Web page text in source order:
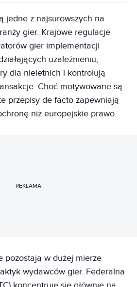
jedne z najsurowszych na
gier. Krajowe regulacje
gier implementacji
uzależnieniu,
dla nieletnich i kontrolują
Choć motywowane są
przepisy de facto zapewniają
niż europejskie prawo.
REKLAMA
pozostają w dużej mierze
wydawców gier. Federalna